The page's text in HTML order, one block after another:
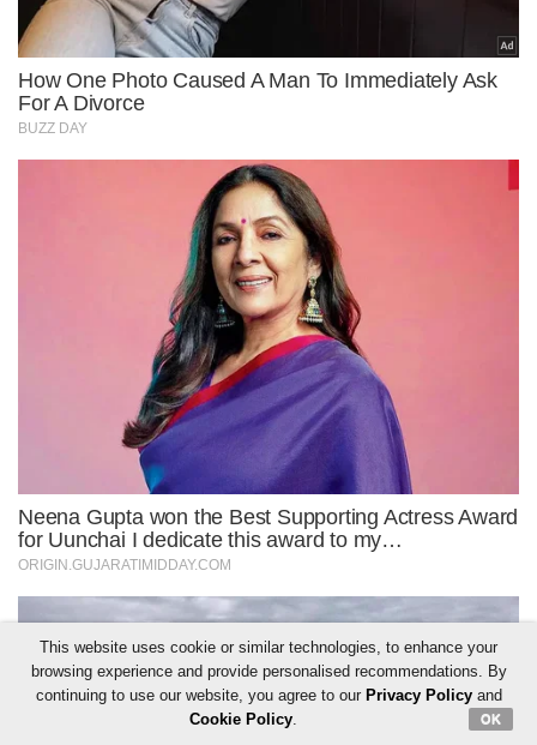
This website uses cookie or similar technologies, to enhance your
browsing experience and provide personalised recommendations. By
continuing to use our website, you agree to our Privacy Policyand
Cookie Policy. OK